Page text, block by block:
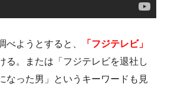
べようとすると、
「フジテレビ」
る。または「フジテレビを退社し
なった男」というキーワードも見